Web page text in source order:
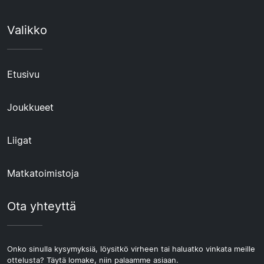
Valikko
Etusivu
Joukkueet
Liigat
Matkatoimistoja
Ota yhteyttä
Onko sinulla kysymyksiä, löysitkö virheen tai haluatko vinkata meille
ottelusta? Täytä lomake, niin palaamme asiaan.